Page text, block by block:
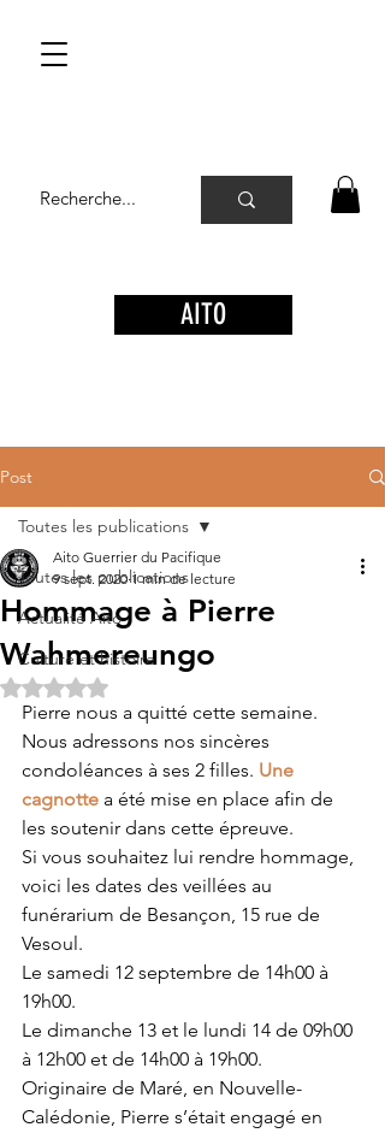
AITO
Post
Toutes les publications
Actualité Aito
Culture et histoire
Toutes les publications
Hommage à Pierre
Wahmereungo
Aito Guerrier du Pacifique
9 sept. 2020 1 min de lecture
Noté NaN étoiles sur 5.
Pierre nous a quitté cette semaine.
Nous adressons nos sincères
condoléances à ses 2 filles. Une
cagnotte a été mise en place afin de
les soutenir dans cette épreuve.
Si vous souhaitez lui rendre hommage,
voici les dates des veillées au
funérarium de Besançon, 15 rue de
Vesoul.
Le samedi 12 septembre de 14h00 à
19h00.
Le dimanche 13 et le lundi 14 de 09h00
à 12h00 et de 14h00 à 19h00.
Originaire de Maré, en Nouvelle-
Calédonie, Pierre s’était engagé en